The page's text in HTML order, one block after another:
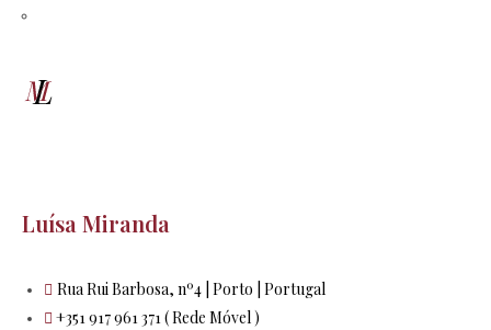
Luísa Miranda
Rua Rui Barbosa, nº4 | Porto | Portugal
+351 917 961 371 ( Rede Móvel )